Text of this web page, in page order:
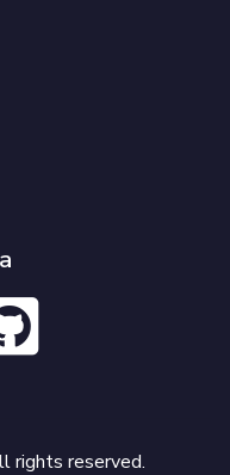
rights reserved.